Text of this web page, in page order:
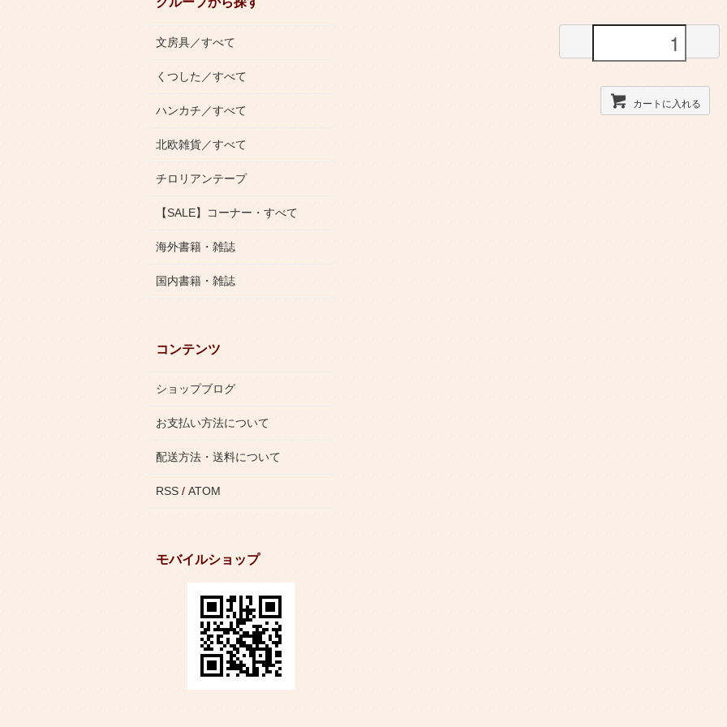
カートに入れる
文房具／すべて
くつした／すべて
ハンカチ／すべて
北欧雑貨／すべて
チロリアンテープ
【SALE】コーナー・すべて
海外書籍・雑誌
国内書籍・雑誌
コンテンツ
ショップブログ
お支払い方法について
配送方法・送料について
RSS /ATOM
モバイルショップ